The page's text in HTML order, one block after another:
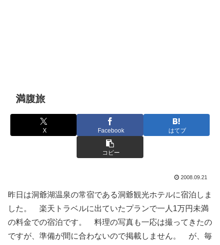
満腹旅
X Facebook はてブ
コピー
2008.09.21
昨日は洞爺湖温泉の常宿である洞爺観光ホテルに宿泊しま
した。 楽天トラベルに出ていたプランで一人1万円未満
の料金での宿泊です。 料理の写真も一応は撮ってきたの
ですが、準備が間に合わないので掲載しません。 が、毎